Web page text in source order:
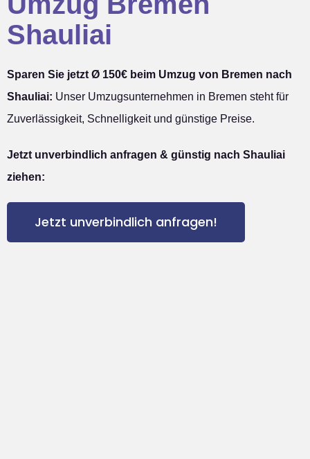
Shauliai
Sparen Sie jetzt Ø 150€ beim Umzug von Bremen nach
Shauliai: Unser Umzugsunternehmen in Bremen steht für
Zuverlässigkeit, Schnelligkeit und günstige Preise.
Jetzt unverbindlich anfragen & günstig nach Shauliai
ziehen:
Jetzt unverbindlich anfragen!